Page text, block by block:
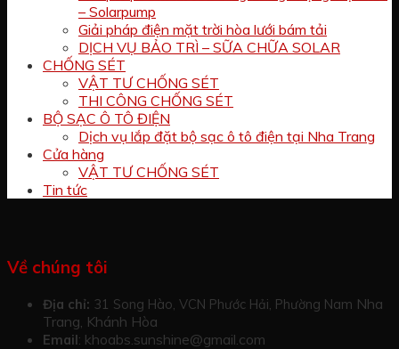
– Solarpump
Giải pháp điện mặt trời hòa lưới bám tải
DỊCH VỤ BẢO TRÌ – SỮA CHỮA SOLAR
CHỐNG SÉT
VẬT TƯ CHỐNG SÉT
THI CÔNG CHỐNG SÉT
BỘ SẠC Ô TÔ ĐIỆN
Dịch vụ lắp đặt bộ sạc ô tô điện tại Nha Trang
Cửa hàng
VẬT TƯ CHỐNG SÉT
Tin tức
Về chúng tôi
Địa chỉ: 31 Song Hào, VCN Phước Hải, Phường Nam Nha
Trang, Khánh Hòa
Email: khoabs.sunshine@gmail.com